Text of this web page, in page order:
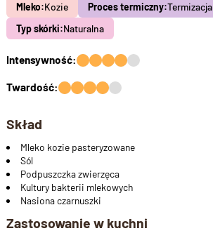
Mleko:Kozie Proces termiczny:Termizacja
Typ skórki:Naturalna
Intensywność:
Twardość:
Skład
Mleko kozie pasteryzowane
Sól
Podpuszczka zwierzęca
Kultury bakterii mlekowych
Nasiona czarnuszki
Zastosowanie w kuchni